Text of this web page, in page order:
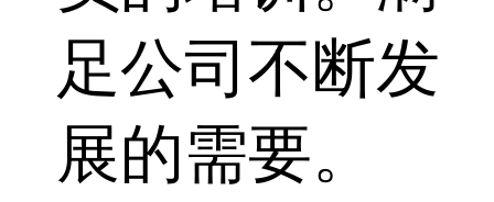
足公司不断发
展的需要。